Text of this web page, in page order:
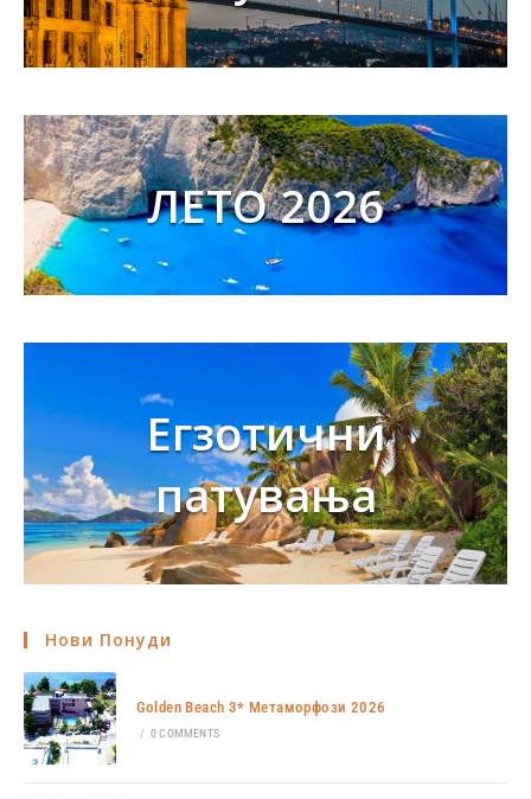
ЛЕТО 2026
Егзотични
патувања
Нови Понуди
Golden Beach 3* Метаморфози 2026
/ 0 COMMENTS